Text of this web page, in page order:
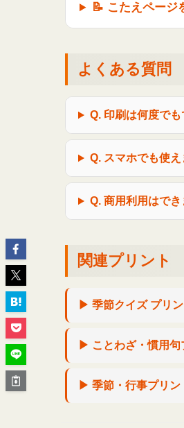
📝 こたえページ
よくある質問
Q. 印刷は何度でも
Q. スマホでも使え
Q. 商用利用はでき
関連プリント
▶ 季節クイズ プリ
▶ ことわざ・慣用句
▶ 季節・行事プリン